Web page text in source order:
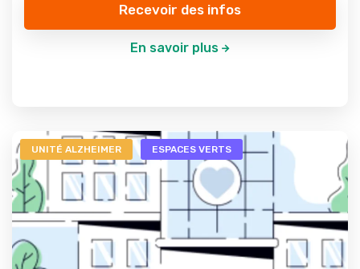
Recevoir des infos
En savoir plus
UNITÉ ALZHEIMER ESPACES VERTS